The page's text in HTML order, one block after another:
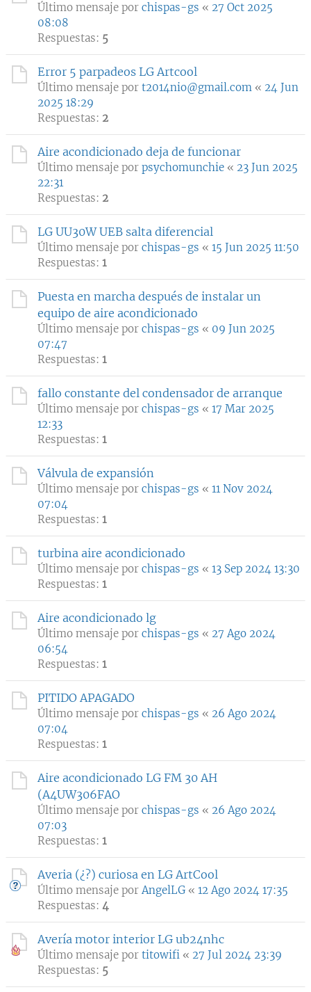
Último mensaje por chispas-gs « 27 Oct 2025
08:08
Respuestas: 5
Error 5 parpadeos LG Artcool
Último mensaje por t2014nio@gmail.com « 24 Jun
2025 18:29
Respuestas: 2
Aire acondicionado deja de funcionar
Último mensaje por psychomunchie « 23 Jun 2025
22:31
Respuestas: 2
LG UU30W UEB salta diferencial
Último mensaje por chispas-gs « 15 Jun 2025 11:50
Respuestas: 1
Puesta en marcha después de instalar un
equipo de aire acondicionado
Último mensaje por chispas-gs « 09 Jun 2025
07:47
Respuestas: 1
fallo constante del condensador de arranque
Último mensaje por chispas-gs « 17 Mar 2025
12:33
Respuestas: 1
Válvula de expansión
Último mensaje por chispas-gs « 11 Nov 2024
07:04
Respuestas: 1
turbina aire acondicionado
Último mensaje por chispas-gs « 13 Sep 2024 13:30
Respuestas: 1
Aire acondicionado lg
Último mensaje por chispas-gs « 27 Ago 2024
06:54
Respuestas: 1
PITIDO APAGADO
Último mensaje por chispas-gs « 26 Ago 2024
07:04
Respuestas: 1
Aire acondicionado LG FM 30 AH
(A4UW306FAO
Último mensaje por chispas-gs « 26 Ago 2024
07:03
Respuestas: 1
Averia (¿?) curiosa en LG ArtCool
Último mensaje porAngelLG « 12 Ago 2024 17:35
Respuestas: 4
Avería motor interior LG ub24nhc
Último mensaje por titowifi « 27 Jul 2024 23:39
Respuestas: 5